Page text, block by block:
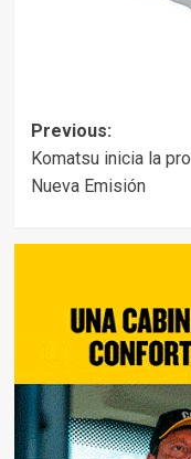
Post
navigation
Previous:
Komatsu inicia la
Nueva Emisión